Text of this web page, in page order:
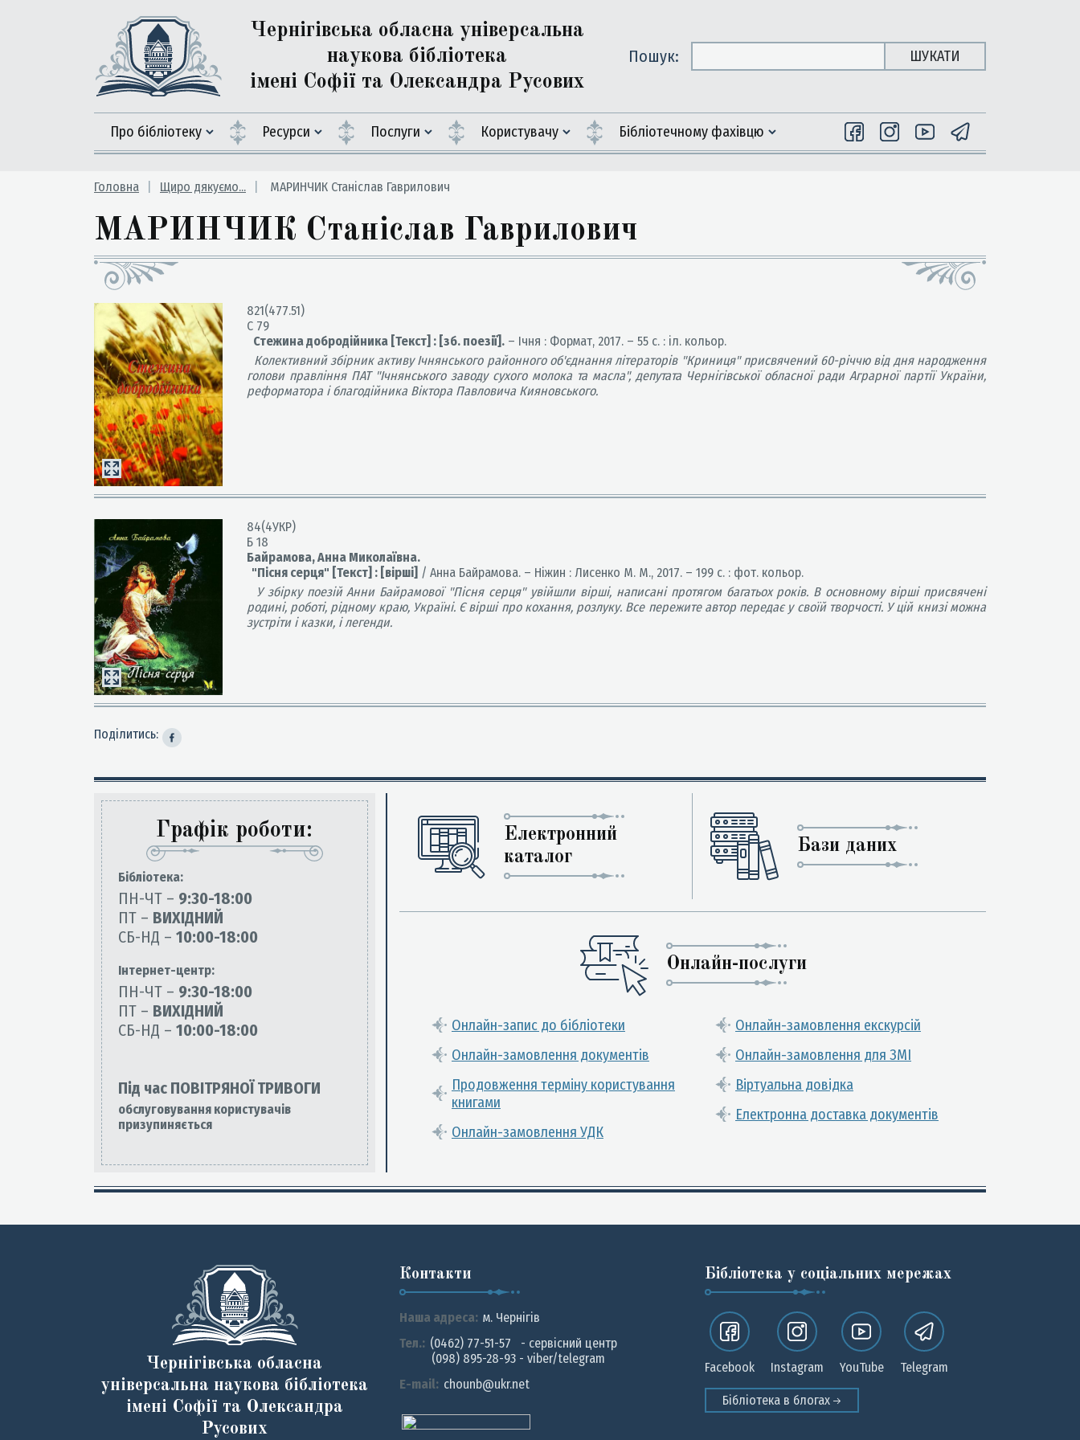
Чернігівська обласна універсальна
наукова бібліотека
імені Софії та Олександра Русових
Пошук: ШУКАТИ
Про бібліотеку Ресурси Послуги Користувачу Бiблiотечному фахiвцю
Головна Щиро дякуємо... МАРИНЧИК Станіслав Гаврилович
МАРИНЧИК Станіслав Гаврилович
821(477.51)
С 79
Стежина добродійника [Текст] : [зб. поезії]. – Ічня : Формат, 2017. – 55 с. : іл. кольор.
Колективний збірник активу Ічнянського районного об'єднання літераторів "Криниця" присвячений 60-річчю від дня народження
голови правління ПАТ "Ічнянського заводу сухого молока та масла", депутата Чернігівської обласної ради Аграрної партії України,
реформатора і благодійника Віктора Павловича Кияновського.
84(4УКР)
Б 18
Байрамова, Анна Миколаївна.
"Пісня серця" [Текст] : [вірші] / Анна Байрамова. – Ніжин : Лисенко М. М., 2017. – 199 с. : фот. кольор.
У збірку поезій Анни Байрамової "Пісня серця" увійшли вірші, написані протягом багатьох років. В основному вірші присвячені
родині, роботі, рідному краю, Україні. Є вірші про кохання, розлуку. Все пережите автор передає у своїй творчості. У цій книзі можна
зустріти і казки, і легенди.
Поділитись:
Графік роботи:
Бiблiотека:
ПН-ЧТ – 9:30-18:00
ПТ – ВИХІДНИЙ
СБ-НД – 10:00-18:00
Інтернет-центр:
ПН-ЧТ – 9:30-18:00
ПТ – ВИХІДНИЙ
СБ-НД – 10:00-18:00
Під час ПОВІТРЯНОЇ ТРИВОГИ
обслуговування користувачів
призупиняється
Електронний
каталог
Бази даних
Онлайн-послуги
Онлайн-запис до бібліотеки
Онлайн-замовлення документів
Продовження терміну користування
книгами
Онлайн-замовлення УДК
Онлайн-замовлення екскурсій
Онлайн-замовлення для ЗМІ
Віртуальна довідка
Електронна доставка документів
Чернігівська обласна
універсальна наукова бібліотека
імені Софії та Олександра
Русових
Контакти
Наша адреса: м. Чернiгiв
Тел.: (0462) 77-51-57 - сервісний центр
(098) 895-28-93 - viber/telegram
E-mail: chounb@ukr.net
Бібліотека у соціальних мережах
Facebook Instagram YouTube Telegram
Бібліотека в блогах